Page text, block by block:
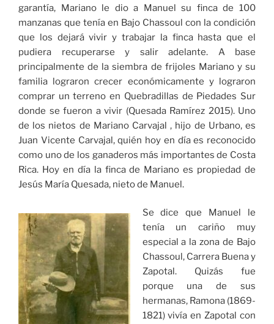
garantía, Mariano le dio a Manuel su finca de 100
manzanas que tenía en Bajo Chassoul con la condición
que los dejará vivir y trabajar la finca hasta que el
pudiera recuperarse y salir adelante. A base
principalmente de la siembra de frijoles Mariano y su
familia lograron crecer económicamente y lograron
comprar un terreno en Quebradillas de Piedades Sur
donde se fueron a vivir (Quesada Ramírez 2015). Uno
de los nietos de Mariano Carvajal , hijo de Urbano, es
Juan Vicente Carvajal, quién hoy en día es reconocido
como uno de los ganaderos más importantes de Costa
Rica. Hoy en día la finca de Mariano es propiedad de
Jesús María Quesada, nieto de Manuel.
Se dice que Manuel le
tenía un cariño muy
especial a la zona de Bajo
Chassoul, Carrera Buena y
Zapotal. Quizás fue
porque una de sus
hermanas, Ramona (1869-
1821) vivía en Zapotal con